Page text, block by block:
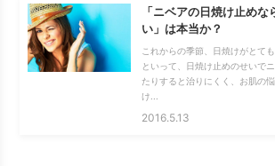
「ニベアの日焼け止め
い」は本当か？
これからの季節、日焼けがとて
といって、日焼け止めのせいで
たりすると治りにくく、お肌の
け...
2016.5.13